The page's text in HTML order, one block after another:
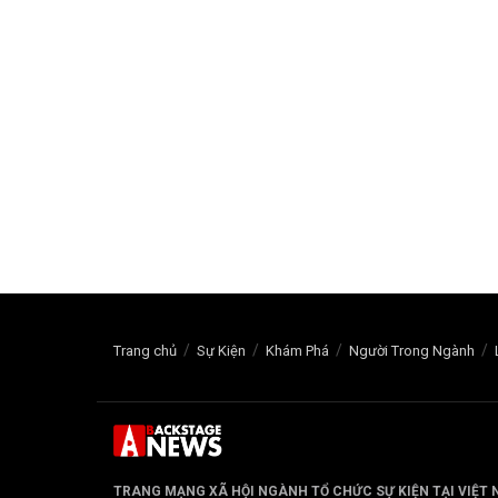
Trang chủ Sự Kiện Khám Phá Người Trong Ngành
TRANG MẠNG XÃ HỘI NGÀNH TỔ CHỨC SỰ KIỆN TẠI VIỆT